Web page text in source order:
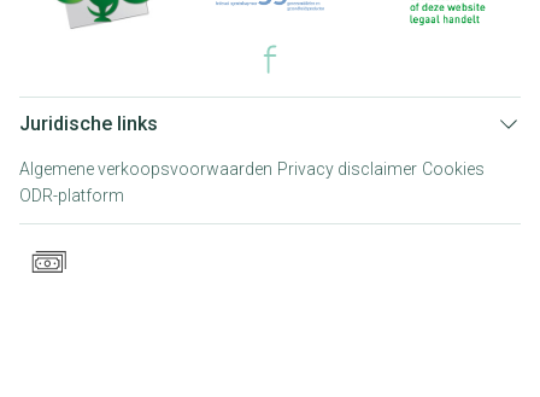
Juridische links
Algemene verkoopsvoorwaarden Privacy disclaimer Cookies
ODR-platform